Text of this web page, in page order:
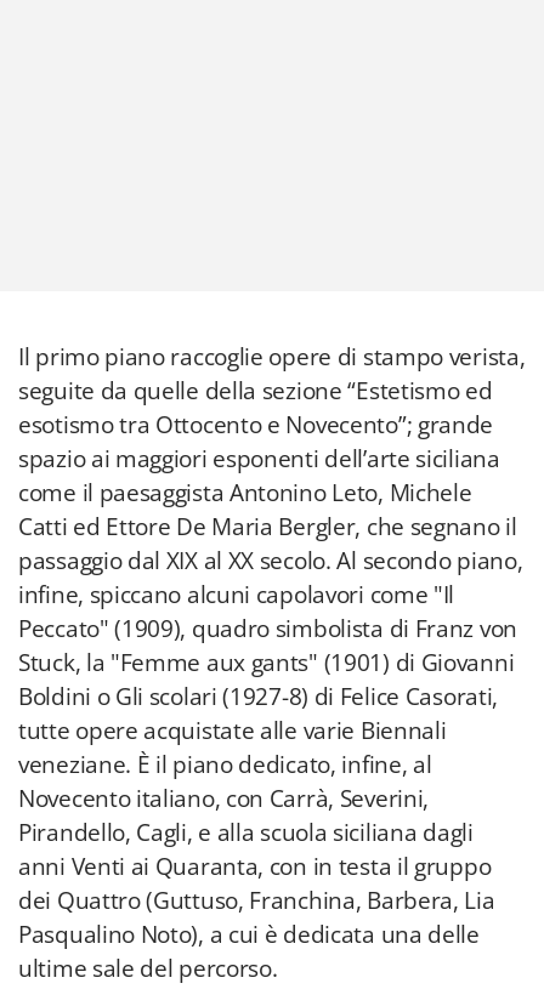
Il primo piano raccoglie opere di stampo verista,
seguite da quelle della sezione “Estetismo ed
esotismo tra Ottocento e Novecento”; grande
spazio ai maggiori esponenti dell’arte siciliana
come il paesaggista Antonino Leto, Michele
Catti ed Ettore De Maria Bergler, che segnano il
passaggio dal XIX al XX secolo. Al secondo piano,
infine, spiccano alcuni capolavori come "Il
Peccato" (1909), quadro simbolista di Franz von
Stuck, la "Femme aux gants" (1901) di Giovanni
Boldini o Gli scolari (1927-8) di Felice Casorati,
tutte opere acquistate alle varie Biennali
veneziane. È il piano dedicato, infine, al
Novecento italiano, con Carrà, Severini,
Pirandello, Cagli, e alla scuola siciliana dagli
anni Venti ai Quaranta, con in testa il gruppo
dei Quattro (Guttuso, Franchina, Barbera, Lia
Pasqualino Noto), a cui è dedicata una delle
ultime sale del percorso.